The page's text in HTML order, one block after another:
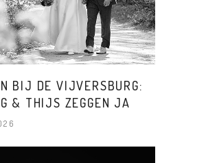
BIJ DE VIJVERSBURG:
& THIJS ZEGGEN JA